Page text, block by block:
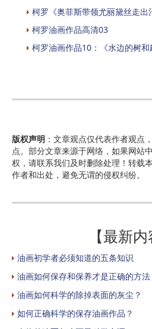
柯罗《奥菲斯带领尤丽黛丝走出
柯罗油画作品高清03
柯罗油画作品10：《水边的树
版权声明 ：文章观点仅代表作者观点
点。部分文章来源于网络，如果网站
权，请联系我们及时删除处理！转载
作者和出处，避免无谓的侵权纠纷。
【最新内
油画初学者必须知道的五条知识
油画如何保存和保养才是正确的方法
油画如何科学的除掉表面的灰尘？
如何正确科学的保存油画作品？